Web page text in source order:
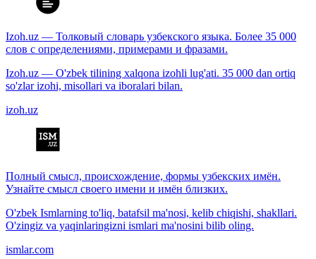
Izoh.uz — Толковый словарь узбекского языка. Более 35 000
слов с определениями, примерами и фразами.
Izoh.uz — O'zbek tilining xalqona izohli lug'ati. 35 000 dan ortiq
so'zlar izohi, misollari va iboralari bilan.
izoh.uz
Полный смысл, происхождение, формы узбекских имён.
Узнайте смысл своего имени и имён близких.
O'zbek Ismlarning to'liq, batafsil ma'nosi, kelib chiqishi, shakllari.
O'zingiz va yaqinlaringizni ismlari ma'nosini bilib oling.
ismlar.com